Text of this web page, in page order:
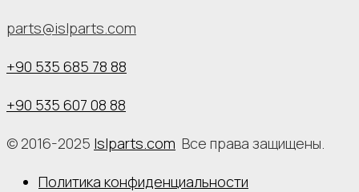
parts@islparts.com
+90 535 685 78 88
+90 535 607 08 88
© 2016-2025 Islparts.com Все права защищены.
Политика конфиденциальности